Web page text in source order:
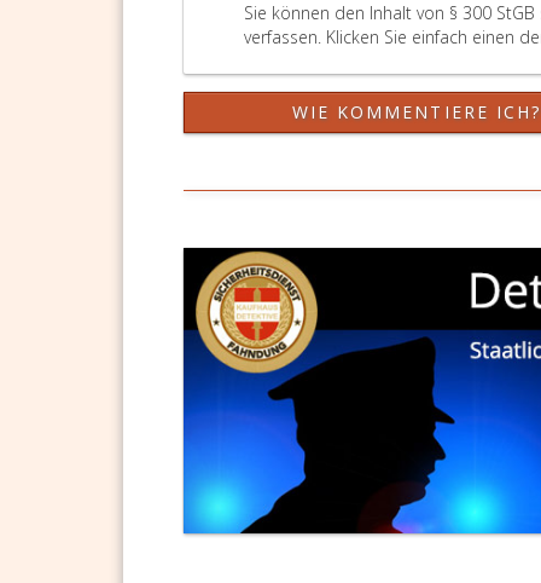
Sie können den Inhalt von § 300
verfassen. Klicken Sie einfach einen
WIE KOMMENTIERE ICH?